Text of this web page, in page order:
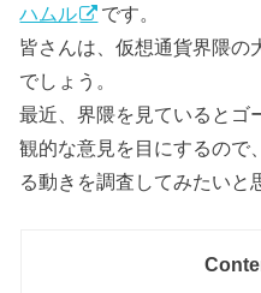
ハムル
です。
皆さんは、仮想通貨界隈の
でしょう。
最近、界隈を見ているとゴ
観的な意見を目にするので
る動きを調査してみたいと